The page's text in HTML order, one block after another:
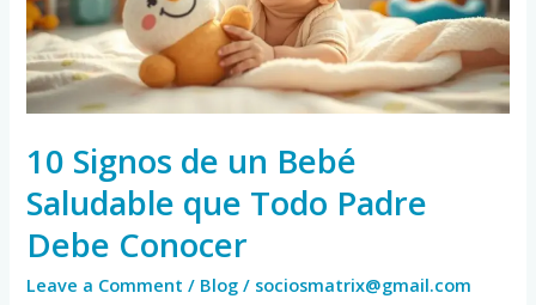
10 Signos de un Bebé
Saludable que Todo Padre
Debe Conocer
Leave a Comment / Blog / sociosmatrix@gmail.com
Saludable
que
Todo
Padre
Conocer